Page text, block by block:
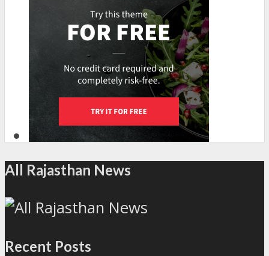
All Rajasthan News
Recent Posts